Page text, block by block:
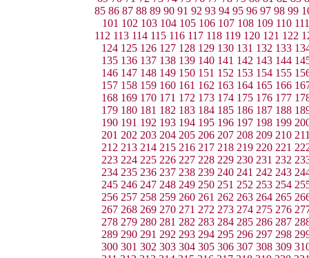
85 86 87 88 89 90 91 92 93 94 95 96 97 98 99
101 102 103 104 105 106 107 108 109 110 111
112 113 114 115 116 117 118 119 120 121 122
124 125 126 127 128 129 130 131 132 133
135 136 137 138 139 140 141 142 143 144
146 147 148 149 150 151 152 153 154 155
157 158 159 160 161 162 163 164 165 166
168 169 170 171 172 173 174 175 176 177
179 180 181 182 183 184 185 186 187 188
190 191 192 193 194 195 196 197 198 199
201 202 203 204 205 206 207 208 209 210
212 213 214 215 216 217 218 219 220 221
223 224 225 226 227 228 229 230 231 232
234 235 236 237 238 239 240 241 242 243
245 246 247 248 249 250 251 252 253 254
256 257 258 259 260 261 262 263 264 265
267 268 269 270 271 272 273 274 275 276
278 279 280 281 282 283 284 285 286 287
289 290 291 292 293 294 295 296 297 298
300 301 302 303 304 305 306 307 308 309